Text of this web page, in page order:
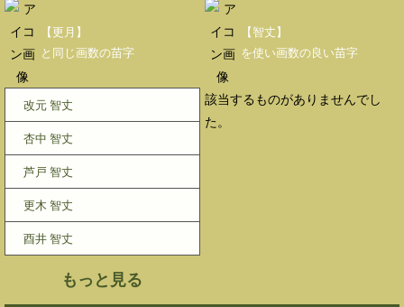
【更月】
と同じ画数の苗字
改元 智丈
杏中 智丈
芦戸 智丈
更木 智丈
酉井 智丈
もっと見る
【智丈】
を使い画数の良い苗字
該当するものがありませんでし
た。